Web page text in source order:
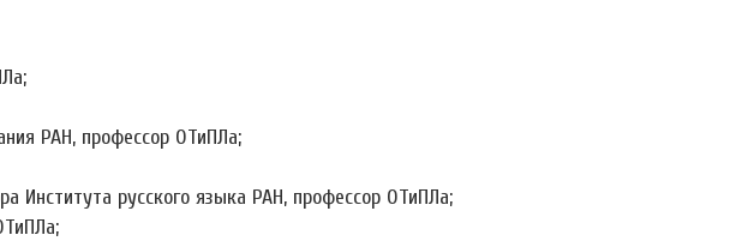
РАН, профессор ОТиПЛа;
Института русского языка РАН, профессор ОТиПЛа;